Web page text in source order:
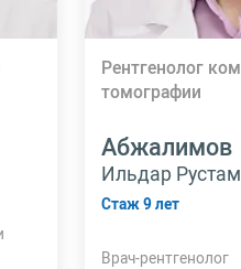
Рентгенолог
томографии
Абжалимов
Ильдар
Стаж 9 лет
Врач-рентгенолог